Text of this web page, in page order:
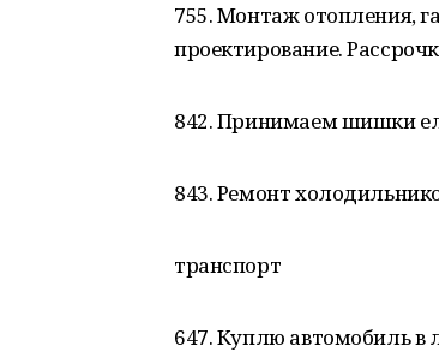
755. Монтаж отопления,
проектирование.
842. Принимаем шишки
843. Ремонт
транспорт
647. Куплю автомобиль в